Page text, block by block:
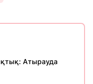
Атырауда